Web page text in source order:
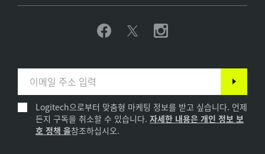
Logitech으로부터 맞춤형 마케팅 정보를 받고 싶습니다. 언제
든지 구독을 취소할 수 있습니다. 자세한 내용은 개인 정보 보
호 정책 을참조하십시오.